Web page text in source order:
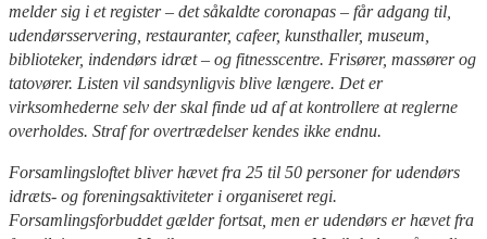
melder sig i et register – det såkaldte coronapas – får adgang til,
udendørsservering, restauranter, cafeer, kunsthaller, museum,
biblioteker, indendørs idræt – og fitnesscentre. Frisører, massører og
tatovører. Listen vil sandsynligvis blive længere. Det er
virksomhederne selv der skal finde ud af at kontrollere at reglerne
overholdes. Straf for overtrædelser kendes ikke endnu.
Forsamlingsloftet bliver hævet fra 25 til 50 personer for udendørs
idræts- og foreningsaktiviteter i organiseret regi.
Forsamlingsforbuddet gælder fortsat, men er udendørs er hævet fra